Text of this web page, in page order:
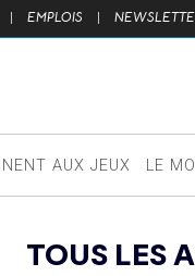
| EMPLOIS |
AUX JEUX LE
TOUS LES